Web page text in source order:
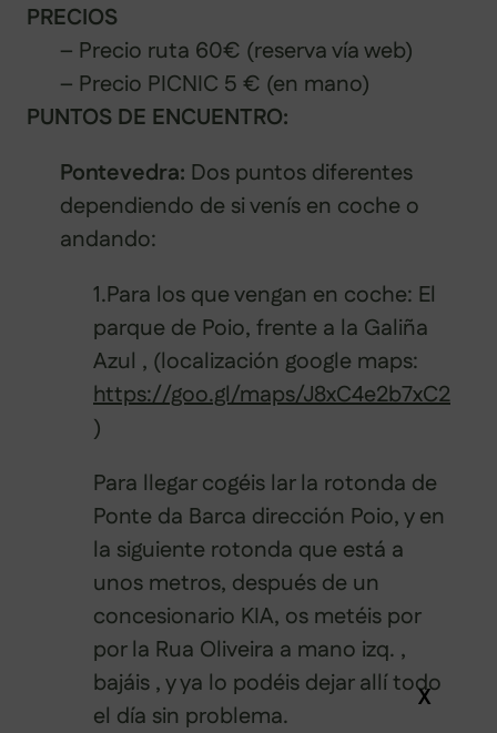
PRECIOS
– Precio ruta 60€ (reserva vía web)
– Precio PICNIC 5 € (en mano)
PUNTOS DE ENCUENTRO:
Pontevedra: Dos puntos diferentes
dependiendo de si venís en coche o
andando:
1.Para los que vengan en coche: El
parque de Poio, frente a la Galiña
Azul , (localización google maps:
https://goo.gl/maps/J8xC4e2b7xC2
)
Para llegar cogéis lar la rotonda de
Ponte da Barca dirección Poio, y en
la siguiente rotonda que está a
unos metros, después de un
concesionario KIA, os metéis por
por la Rua Oliveira a mano izq. ,
bajáis , y ya lo podéis dejar allí todo
el día sin problema.
X